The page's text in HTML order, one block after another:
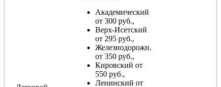
Академический
от 300 руб.,
Верх-Исетский
от 295 руб.,
Железнодорожн.
от 350 руб.,
Кировский от
550 руб.,
Ленинский от